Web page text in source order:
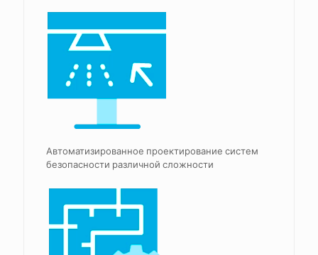
Автоматизированное проектирование систем
безопасности различной сложности